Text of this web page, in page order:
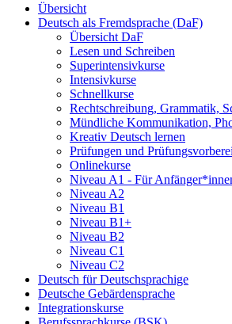
Übersicht
Deutsch als Fremdsprache (DaF)
Übersicht DaF
Lesen und Schreiben
Superintensivkurse
Intensivkurse
Schnellkurse
Rechtschreibung, Grammatik,
Mündliche Kommunikation,
Kreativ Deutsch lernen
Prüfungen und
Onlinekurse
Niveau A1 - Für
Niveau A2
Niveau B1
Niveau B1+
Niveau B2
Niveau C1
Niveau C2
Deutsch für Deutschsprachige
Deutsche Gebärdensprache
Integrationskurse